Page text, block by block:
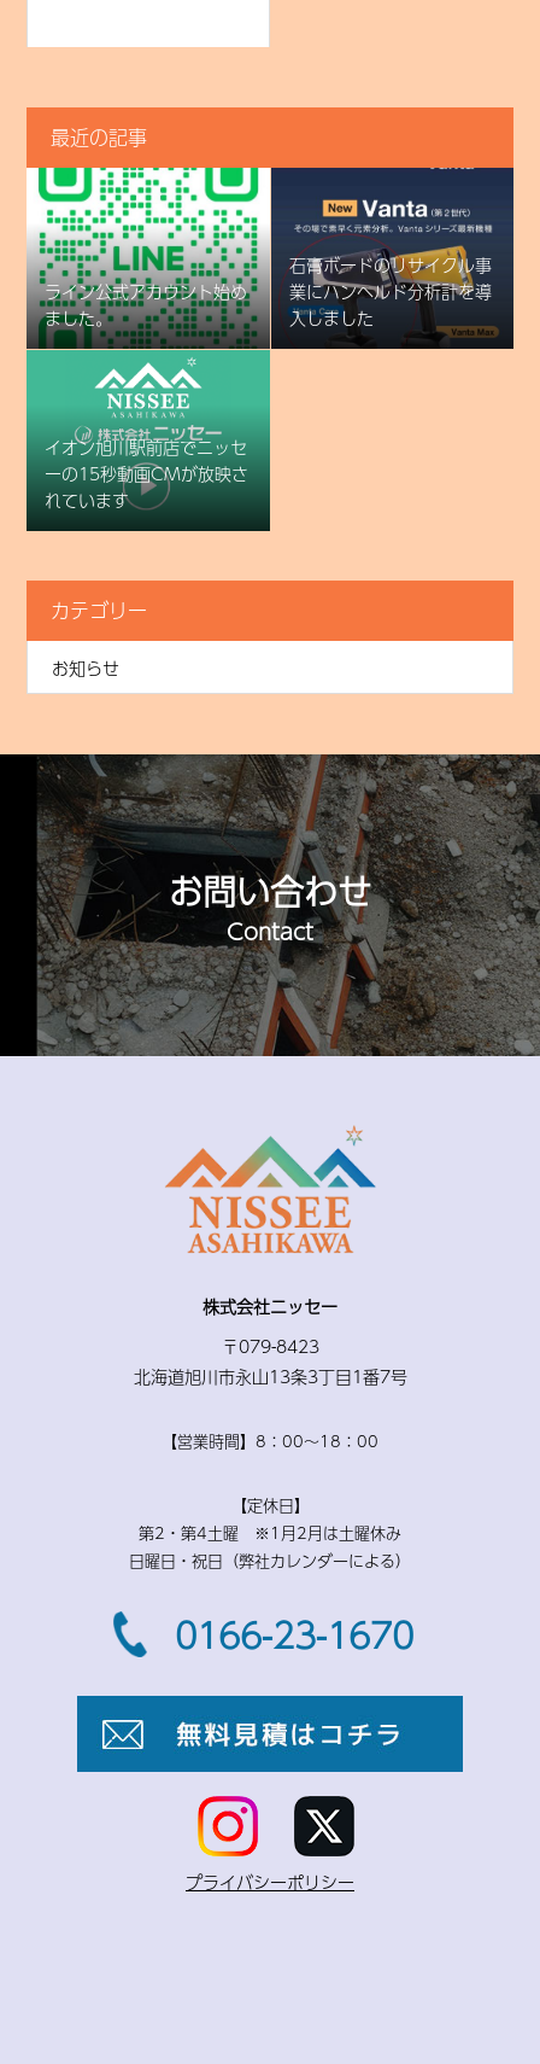
最近の記事
ライン公式アカウント始め
ました。
石膏ボードのリサイクル事
業にハンヘルド分析計を導
入しました
イオン旭川駅前店でニッセ
ーの15秒動画CMが放映さ
れています
カテゴリー
お知らせ
お問い合わせ
Contact
株式会社ニッセー
〒079-8423
北海道旭川市永山13条3丁目1番7号
【営業時間】8：00〜18：00
【定休日】
第2・第4土曜 ※1月2月は土曜休み
日曜日・祝日（弊社カレンダーによる）
0166-23-1670
プライバシーポリシー